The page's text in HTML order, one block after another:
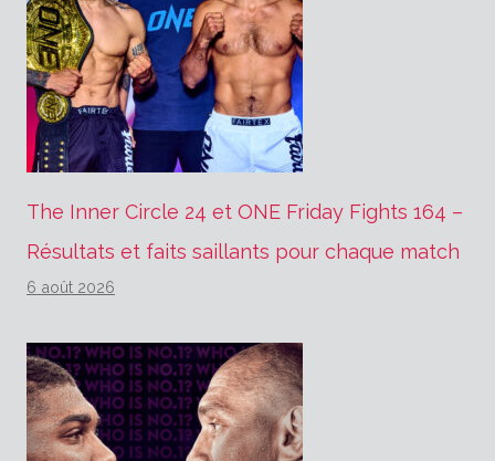
The Inner Circle 24 et ONE Friday Fights 164 –
Résultats et faits saillants pour chaque match
6 août 2026